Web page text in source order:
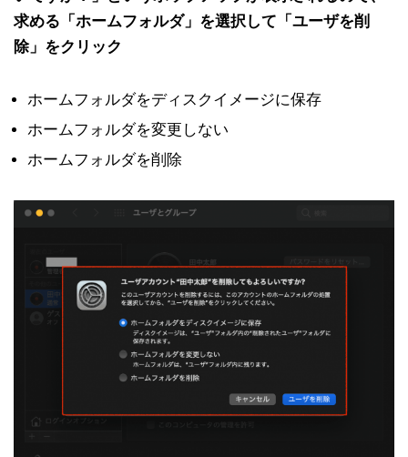
求める「ホームフォルダ」を選択して「ユーザを削
除」をクリック
ホームフォルダをディスクイメージに保存
ホームフォルダを変更しない
ホームフォルダを削除